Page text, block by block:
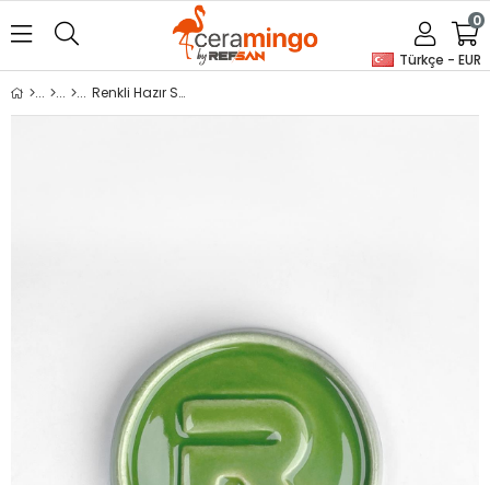
Türkçe - EUR
0
Renkli Hazır Seramik Sırı Fıstık Yeşili 6133